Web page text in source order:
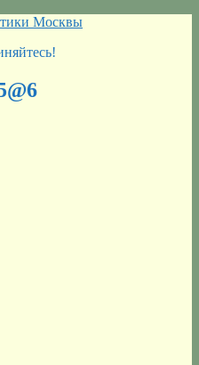
Москвы